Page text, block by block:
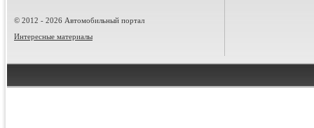
© 2012 - 2026 Автомобильный портал
Интересные материалы